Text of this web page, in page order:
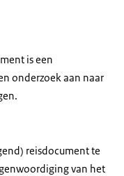
is een
onderzoek aan naar
reisdocument te
van het